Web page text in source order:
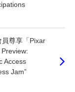
尊享「Pixar
Access
Jam”